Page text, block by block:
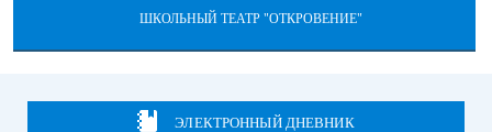
ШКОЛЬНЫЙ ТЕАТР "ОТКРОВЕНИЕ"
ЭЛЕКТРОННЫЙ ДНЕВНИК